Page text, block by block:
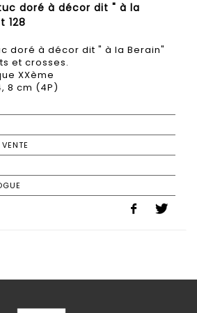
doré à décor dit " à la
128
doré à décor dit " à la Berain"
et crosses.
XXème
8 cm (4P)